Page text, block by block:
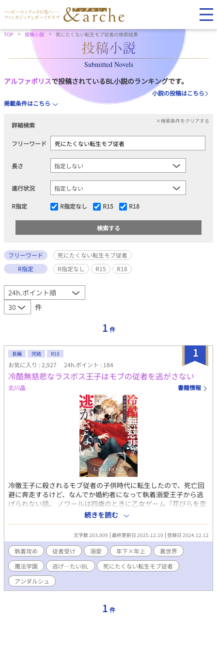
TOP 投稿小説 死にたくない転生モブ従者の検索結果
Submitted Novels
アルファポリスで投稿されているBL小説のランキングです。
小説の投稿はこちら
掲載条件はこちら
詳細検索
×検索条件をクリアする
フリーワード
長さ
進行状況
R指定 R指定なし R15 R18
フリーワード
死にたくない転生モブ従者
R指定
R指定なし R15 R18
件
1 件
1
長編 完結 R18
お気に入り : 2,927 24h.ポイント : 184
冷酷無慈悲なラスボス王子はモブの従者を逃がさない
北川晶 書籍情報
冷徹王子に殺されるモブ従者の子供時代に転生したので、死亡回
避に奔走するけど、なんでか婚約者になって執着溺愛王子から逃
げられない話。 ノワールは四歳のときに乙女ゲーム『花びらを恋
の数だけ抱きしめて』の世界に転生したと気づいた。自分の役ど
ころは冷酷無慈悲なラスボス王子ネロディアスの従者。従者にな
ってしまうと十八歳でラスボス王子に殺される運命だ。 四歳であ
る今はまだ従者ではない。 死亡回避のためネロディアスにみつか
らぬようにしていたが、なぜかうまくいかないし、その上婚約す
ることにもなってしまった？？ 十八歳で死にたくないので、婚約
も従者もごめんです。だけど家の事情で断れない。 こうなったら
婚約も従者契約も撤回するよう王子を説得しよう！ そう思ったノ
ワールはなんとか策を練るのだが、ネロディアスは撤回どころか
とか逃げたいモブ従者のノワールと、そんな従者を絶対逃がさな
い冷酷無慈悲？なラスボス王子ネロディアスの恋愛頭脳戦。
続きを読む
文字数 203,009 最終更新日 2025.12.10 登録日 2024.12.12
執着攻め 従者受け 溺愛 年下×年上
異世界
魔法学園
逃げ…たいBL
死にたくない転生モブ従者
アンダルシュ
1 件